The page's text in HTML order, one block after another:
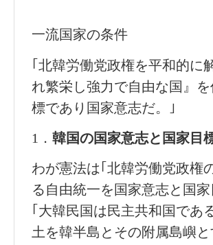
一流国家の条件
｢北韓労働党政権を平和的に
れ繁栄し強力で自由な国』
標であり国家意志だ。｣
1． 韓国の国家意志と 国家目
わが憲法は｢北韓労働党政権
る自由統一を国家意志と国
｢大韓民国は民主共和国であ
土を韓半島とその附属島嶼